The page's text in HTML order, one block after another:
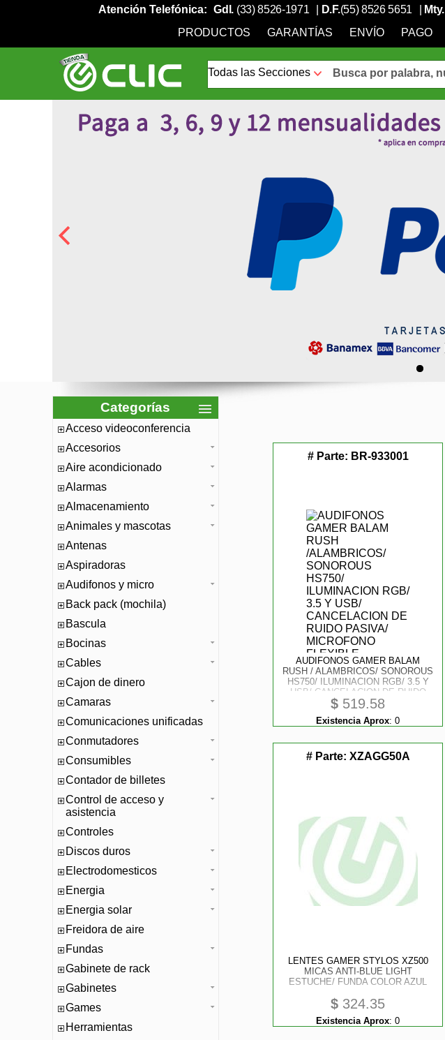
Atención Telefónica: Gdl. (33) 8526-1971 D.F.(55) 8526 5651 Mty.
PRODUCTOS
GARANTÍAS ENVÍO PAGO
Categorías
Acceso videoconferencia
Accesorios
Aire acondicionado
Alarmas
Almacenamiento
Animales y mascotas
Antenas
Aspiradoras
Audifonos y micro
Back pack (mochila)
Bascula
Bocinas
Cables
Cajon de dinero
Camaras
Comunicaciones unificadas
Conmutadores
Consumibles
Contador de billetes
Control de acceso y
asistencia
Controles
Discos duros
Electrodomesticos
Energia
Energia solar
Freidora de aire
Fundas
Gabinete de rack
Gabinetes
Games
Herramientas
# Parte: BR-933001
AUDIFONOS GAMER BALAM
RUSH / ALAMBRICOS/ SONOROUS
HS750/ ILUMINACION RGB/ 3.5 Y
USB/ CANCELACION DE RUIDO
PASIVA/ MICROFONO FLEXIBLE,
ANGULO AJUSTABLE/ COLOR
BLANCO/ BR-933001
$ 519.58
Existencia Aprox: 0
# Parte: XZAGG50A
LENTES GAMER STYLOS XZ500
MICAS ANTI-BLUE LIGHT
ESTUCHE/ FUNDA COLOR AZUL
$ 324.35
Existencia Aprox: 0